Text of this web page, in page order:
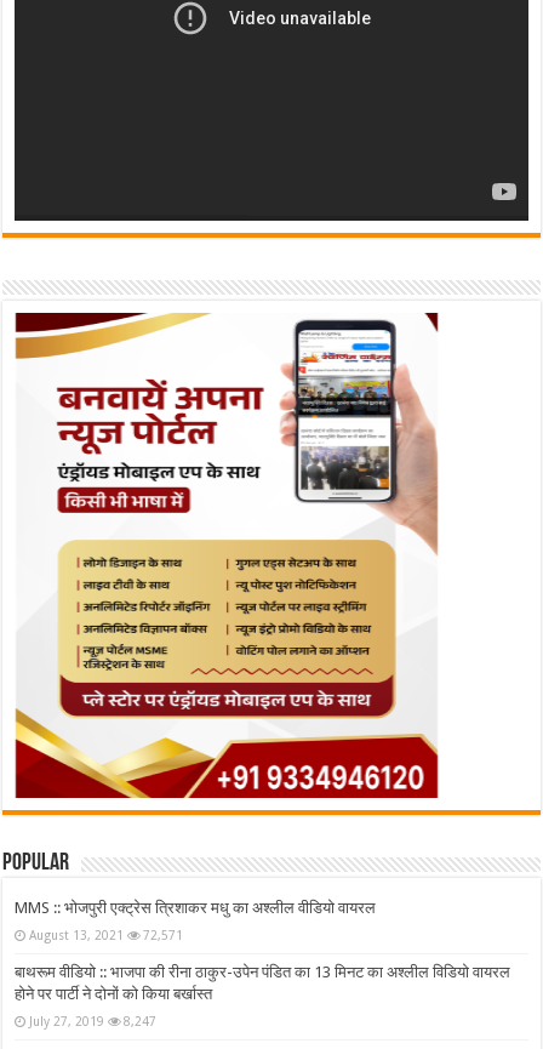
Popular
MMS :: भोजपुरी एक्ट्रेस त्रिशाकर मधु का अश्लील वीडियो वायरल
August 13, 2021 72,571
बाथरूम वीडियो :: भाजपा की रीना ठाकुर-उपेन पंडित का 13 मिनट का अश्लील विडियो वायरल
होने पर पार्टी ने दोनों को किया बर्खास्त
July 27, 2019 8,247